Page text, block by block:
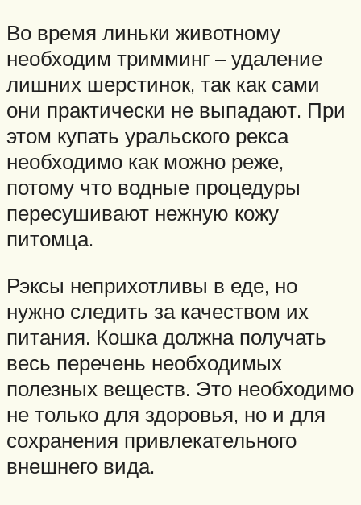
Во время линьки животному
необходим тримминг – удаление
лишних шерстинок, так как сами
они практически не выпадают. При
этом купать уральского рекса
необходимо как можно реже,
потому что водные процедуры
пересушивают нежную кожу
питомца.
Рэксы неприхотливы в еде, но
нужно следить за качеством их
питания. Кошка должна получать
весь перечень необходимых
полезных веществ. Это необходимо
не только для здоровья, но и для
сохранения привлекательного
внешнего вида.